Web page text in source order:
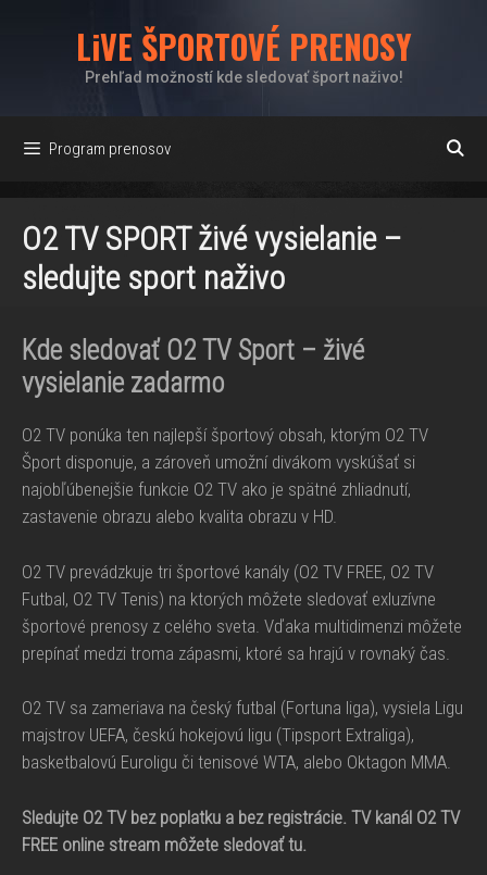
LiVE ŠPORTOVÉ PRENOSY
Prehľad možností kde sledovať šport naživo!
Program prenosov
O2 TV SPORT živé vysielanie –
sledujte sport naživo
Kde sledovať O2 TV Sport – živé
vysielanie zadarmo
O2 TV ponúka ten najlepší športový obsah, ktorým O2 TV
Šport disponuje, a zároveň umožní divákom vyskúšať si
najobľúbenejšie funkcie O2 TV ako je spätné zhliadnutí,
zastavenie obrazu alebo kvalita obrazu v HD.
O2 TV prevádzkuje tri športové kanály (O2 TV FREE, O2 TV
Futbal, O2 TV Tenis) na ktorých môžete sledovať exluzívne
športové prenosy z celého sveta. Vďaka multidimenzi môžete
prepínať medzi troma zápasmi, ktoré sa hrajú v rovnaký čas.
O2 TV sa zameriava na český futbal (Fortuna liga), vysiela Ligu
majstrov UEFA, českú hokejovú ligu (Tipsport Extraliga),
basketbalovú Euroligu či tenisové WTA, alebo Oktagon MMA.
Sledujte O2 TV bez poplatku a bez registrácie. TV kanál O2 TV
FREE online stream môžete sledovať tu.